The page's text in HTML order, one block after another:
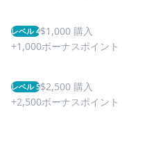
レベル 4$1,000 購入
+1,000ボーナスポイント
レベル 5$2,500 購入
+2,500ボーナスポイント